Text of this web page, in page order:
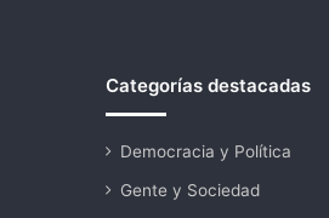
Categorías destacadas
Democracia y Política
Gente y Sociedad